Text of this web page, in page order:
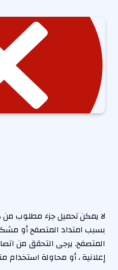
لا يمكن تحميل جزء مطلوب
بسبب امتداد المتصفح أو
المتصفح. يرجى التحقق من
إعلانية ، أو محاولة